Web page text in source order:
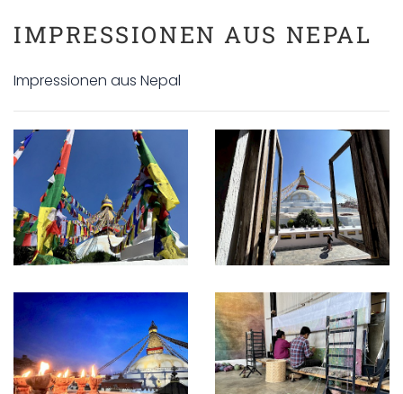
IMPRESSIONEN AUS NEPAL
Impressionen aus Nepal